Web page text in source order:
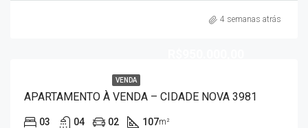
4 semanas atrás
VENDA
APARTAMENTO À VENDA – CIDADE NOVA 3981
03 04 02 107m²